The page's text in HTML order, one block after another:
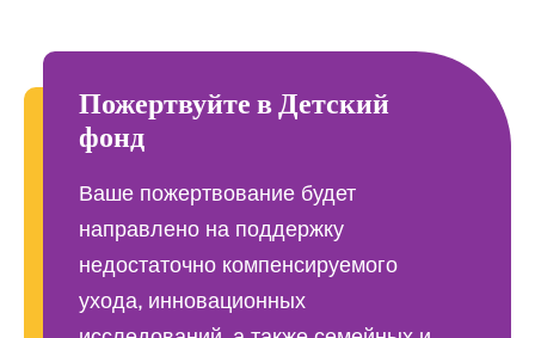
Пожертвуйте в Детский
фонд
Ваше пожертвование будет
направлено на поддержку
недостаточно компенсируемого
ухода, инновационных